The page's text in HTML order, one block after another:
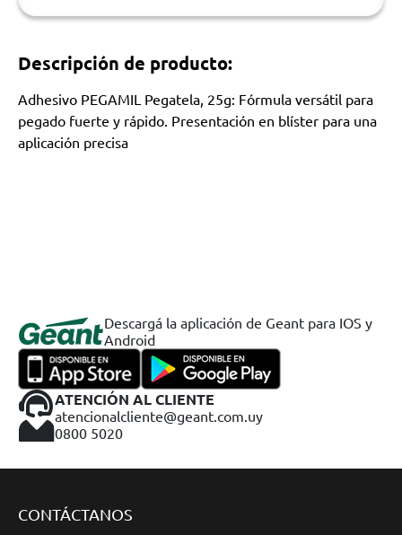
Descripción de producto:
Adhesivo PEGAMIL Pegatela, 25g: Fórmula versátil para
pegado fuerte y rápido. Presentación en blíster para una
aplicación precisa
Descargá la aplicación de Geant para IOS y
Android
ATENCIÓN AL CLIENTE
atencionalcliente@geant.com.uy
0800 5020
CONTÁCTANOS